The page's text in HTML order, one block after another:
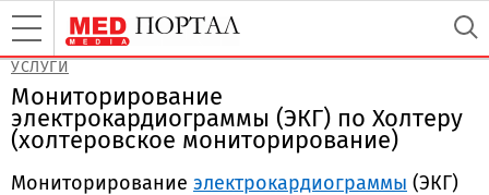
УСЛУГИ
Мониторирование
электрокардиограммы (ЭКГ) по Холтеру
(холтеровское мониторирование)
Мониторирование электрокардиограммы (ЭКГ)